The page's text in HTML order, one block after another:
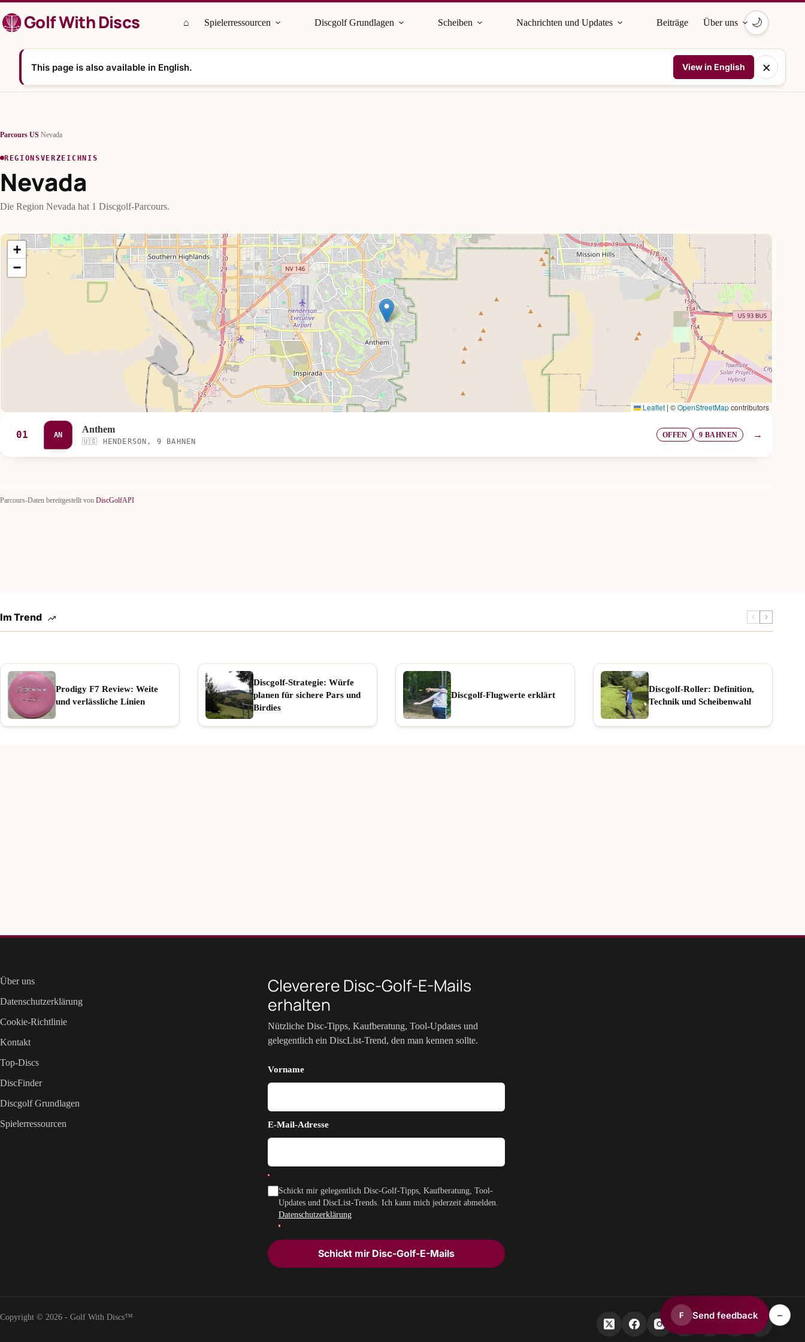
Inhalt
springenGolf With Discs ⌂ Spielerressourcen Discgolf Grundlagen Scheiben Nachrichten und Updates Beiträge Über uns 🌙
This page is also available in English. View in English ×
Parcours US Nevada
REGIONSVERZEICHNIS
Nevada
Die Region Nevada hat 1 Discgolf-Parcours.
+
−
Leaflet | ©OpenStreetMapcontributors
01 AN
Anthem
🇺🇸 HENDERSON, 9 BAHNEN
OFFEN 9 BAHNEN →
Parcours-Daten bereitgestellt von DiscGolfAPI
Im Trend
Prodigy F7 Review: Weite
und verlässliche Linien
Discgolf-Strategie: Würfe
planen für sichere Pars und
Birdies
Discgolf-Flugwerte erklärt
Discgolf-Roller: Definition,
Technik und Scheibenwahl
Über uns
Datenschutzerklärung
Cookie-Richtlinie
Kontakt
Top-Discs
DiscFinder
Discgolf Grundlagen
Spielerressourcen
Cleverere Disc-Golf-E-Mails
erhalten
Nützliche Disc-Tipps, Kaufberatung, Tool-Updates und
gelegentlich ein DiscList-Trend, den man kennen sollte.
Vorname
E-Mail-Adresse
Schickt mir gelegentlich Disc-Golf-Tipps, Kaufberatung, Tool-
Updates und DiscList-Trends. Ich kann mich jederzeit abmelden.
Datenschutzerklärung
Schickt mir Disc-Golf-E-Mails
Copyright © 2026 - Golf With Discs™ F Send feedback –